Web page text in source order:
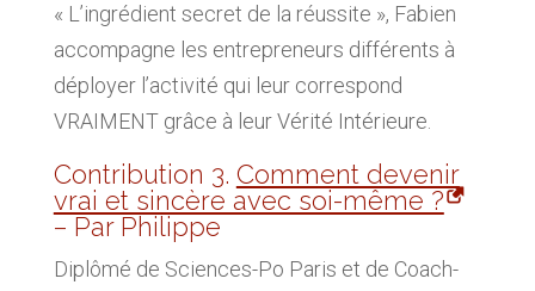
« L’ingrédient secret de la réussite », Fabien
accompagne les entrepreneurs différents à
déployer l’activité qui leur correspond
VRAIMENT grâce à leur Vérité Intérieure.
Contribution 3. Comment devenir
vrai et sincère avec soi-même ?
– Par Philippe
Diplômé de Sciences-Po Paris et de Coach-